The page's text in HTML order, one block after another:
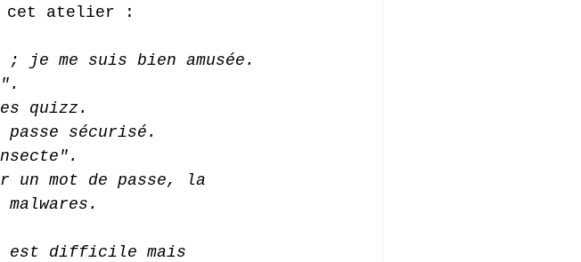
cet atelier :
; je me suis bien amusée.
quizz.
sécurisé.
un mot de passe, la
est difficile mais